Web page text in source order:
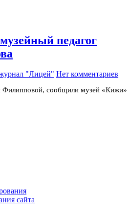
педагог
"Лицей" Нет комментариев
Филипповой, сообщили музей «Кижи»
сайта